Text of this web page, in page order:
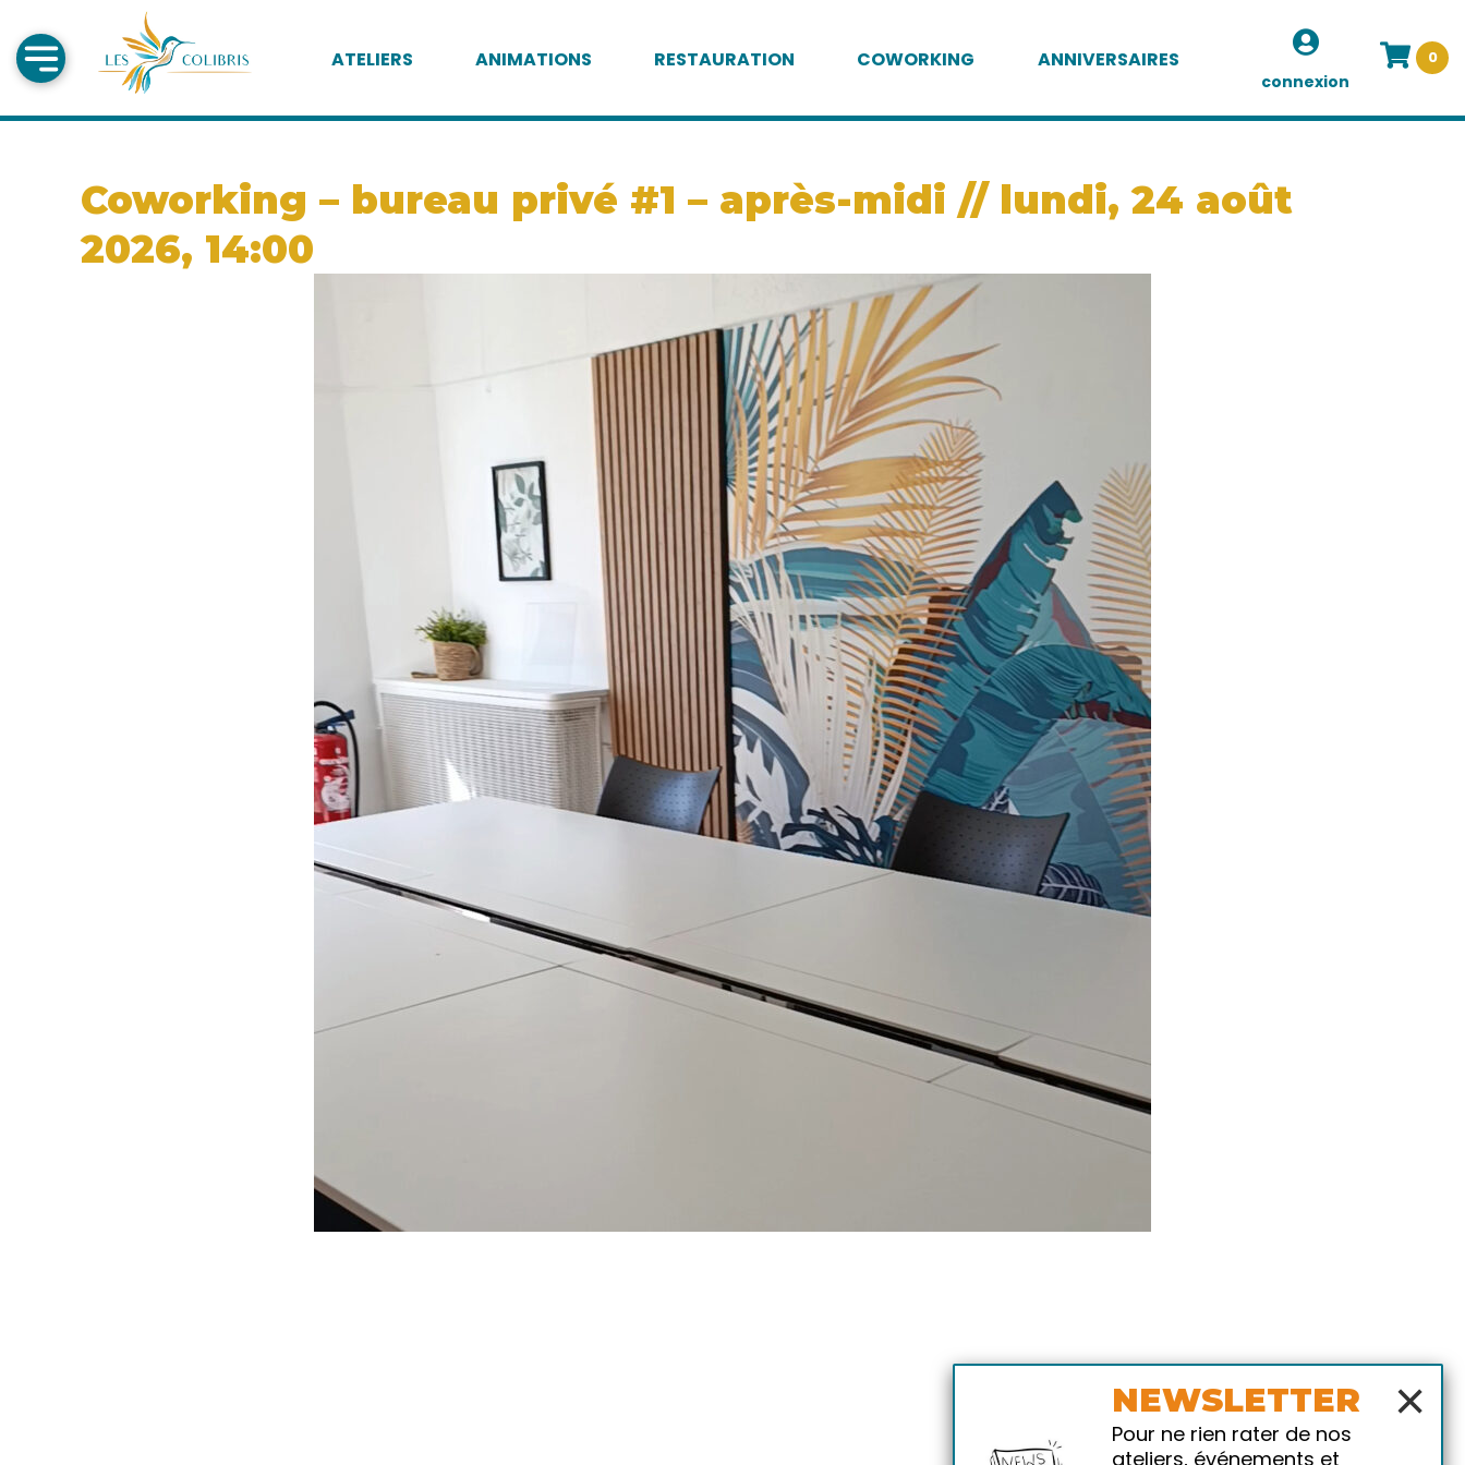
ATELIERS ANIMATIONS RESTAURATION COWORKING ANNIVERSAIRES
connexion
0
Coworking – bureau privé #1 – après-midi // lundi, 24 août
2026, 14:00
×
NEWSLETTER
Pour ne rien rater de nos
ateliers, événements et